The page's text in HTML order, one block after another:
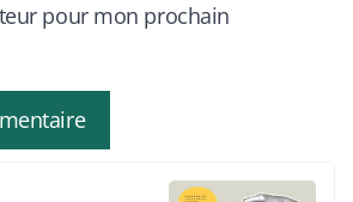
pour mon prochain